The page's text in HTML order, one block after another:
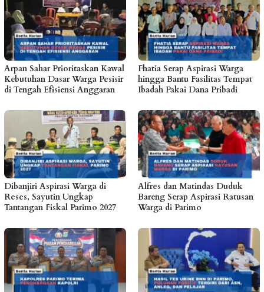
Arpan Sahar Prioritaskan Kawal
Kebutuhan Dasar Warga Pesisir
di Tengah Efisiensi Anggaran
Fhatia Serap Aspirasi Warga
hingga Bantu Fasilitas Tempat
Ibadah Pakai Dana Pribadi
Dibanjiri Aspirasi Warga di
Reses, Sayutin Ungkap
Tantangan Fiskal Parimo 2027
Alfres dan Matindas Duduk
Bareng Serap Aspirasi Ratusan
Warga di Parimo